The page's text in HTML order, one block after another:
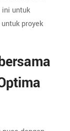
ini untuk
proyek